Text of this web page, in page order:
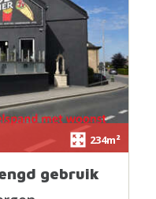
234m²
gebruik